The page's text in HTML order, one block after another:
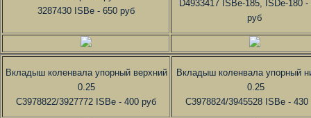
3287430 ISBe - 650 руб
D4933417 ISBe-185, ISDe-180 -
руб
Вкладыш коленвала упорный верхний
0.25
C3978822/3927772 ISBe - 400 руб
Вкладыш коленвала упорный
0.25
C3978824/3945528 ISBe - 430